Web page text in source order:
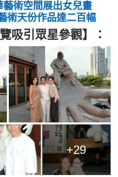
藝術空間展出女兒畫
術天份作品達二百幅
吸引眾星參觀】：
+29